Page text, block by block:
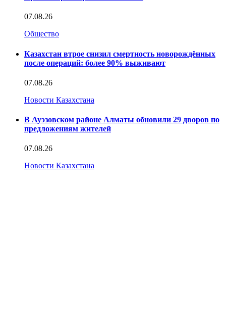
07.08.26
Общество
Казахстан втрое снизил смертность новорождённых
после операций: более 90% выживают
07.08.26
Новости Казахстана
В Ауэзовском районе Алматы обновили 29 дворов по
предложениям жителей
07.08.26
Новости Казахстана